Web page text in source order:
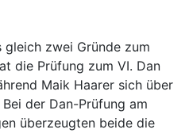
gleich zwei Gründe zum
die Prüfung zum VI. Dan
Maik Haarer sich über
der Dan-Prüfung am
überzeugten beide die